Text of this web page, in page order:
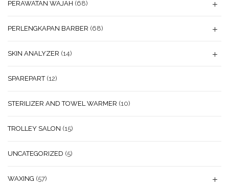
PERAWATAN WAJAH (68)
PERLENGKAPAN BARBER (68)
SKIN ANALYZER (14)
SPAREPART (12)
STERILIZER AND TOWEL WARMER (10)
TROLLEY SALON (15)
UNCATEGORIZED (5)
WAXING (57)